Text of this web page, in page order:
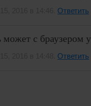
Ответить
может с браузером
Ответить